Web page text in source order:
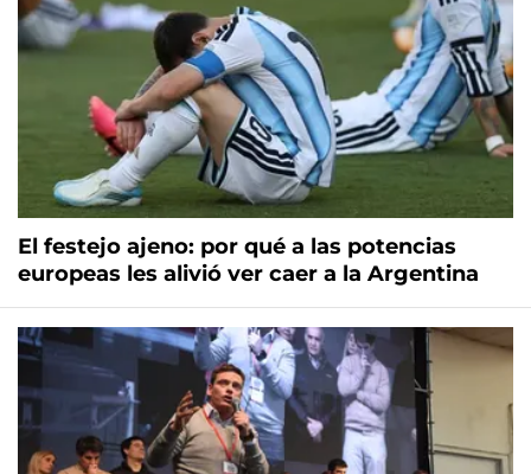
El festejo ajeno: por qué a las potencias
europeas les alivió ver caer a la Argentina